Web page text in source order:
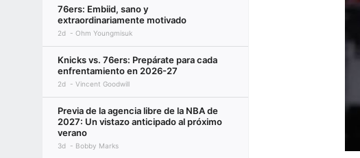
76ers: Embiid, sano y
extraordinariamente motivado
2d Ohm Youngmisuk
Knicks vs. 76ers: Prepárate para cada
enfrentamiento en 2026-27
2d Vincent Goodwill
Previa de la agencia libre de la NBA de
2027: Un vistazo anticipado al próximo
verano
3d Bobby Marks